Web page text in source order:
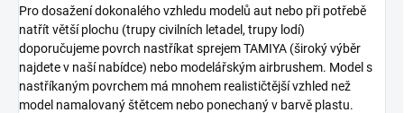
Pro dosažení dokonalého vzhledu modelů aut nebo při potřebě
natřít větší plochu (trupy civilních letadel, trupy lodí)
doporučujeme povrch nastříkat sprejem TAMIYA (široký výběr
najdete v naší nabídce) nebo modelářským airbrushem. Model s
nastříkaným povrchem má mnohem realističtější vzhled než
model namalovaný štětcem nebo ponechaný v barvě plastu.